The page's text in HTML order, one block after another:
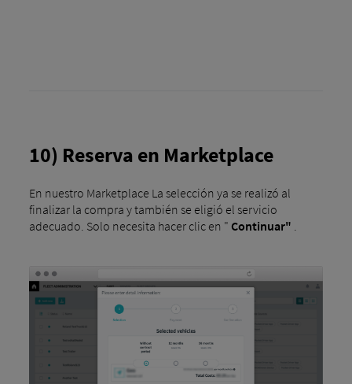
10) Reserva en Marketplace
En nuestro Marketplace La selección ya se realizó al
finalizar la compra y también se eligió el servicio
adecuado. Solo necesita hacer clic en " Continuar"